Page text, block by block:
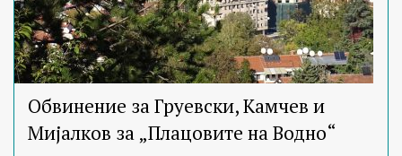
Обвинение за Груевски, Камчев и
Мијалков за „Плацовите на Водно“